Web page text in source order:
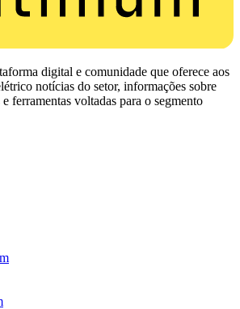
digital e comunidade que oferece aos
notícias do setor, informações sobre
ferramentas voltadas para o segmento